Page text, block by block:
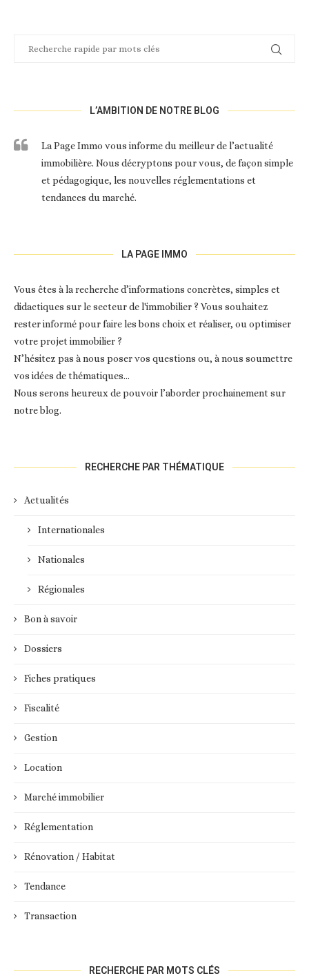
L’AMBITION DE NOTRE BLOG
La Page Immo vous informe du meilleur de l’actualité
immobilière. Nous décryptons pour vous, de façon simple
et pédagogique, les nouvelles réglementations et
tendances du marché.
LA PAGE IMMO
Vous êtes à la recherche d’informations concrètes, simples et
didactiques sur le secteur de l'immobilier ? Vous souhaitez
rester informé pour faire les bons choix et réaliser, ou optimiser
votre projet immobilier ?
N’hésitez pas à nous poser vos questions ou, à nous soumettre
vos idées de thématiques…
Nous serons heureux de pouvoir l’aborder prochainement sur
notre blog.
RECHERCHE PAR THÉMATIQUE
Actualités
Internationales
Nationales
Régionales
Bon à savoir
Dossiers
Fiches pratiques
Fiscalité
Gestion
Location
Marché immobilier
Réglementation
Rénovation / Habitat
Tendance
Transaction
RECHERCHE PAR MOTS CLÉS